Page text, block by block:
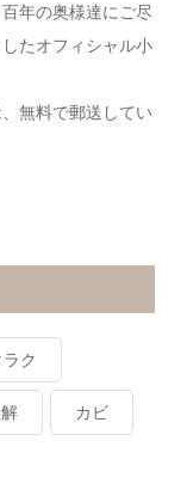
年の奥様達にご尽
たオフィシャル小
無料で郵送してい
ク
カビ